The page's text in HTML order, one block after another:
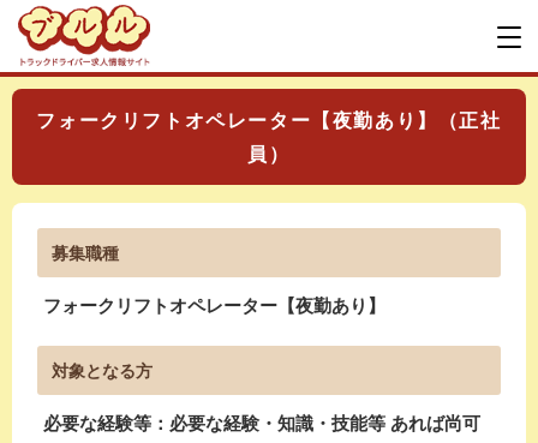
フォークリフトオペレーター【夜勤あり】（正社
員）
募集職種
フォークリフトオペレーター【夜勤あり】
対象となる方
必要な経験等：必要な経験・知識・技能等 あれば尚可